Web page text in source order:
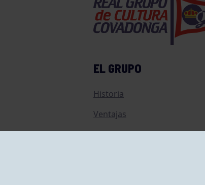
EL GRUPO
Historia
Ventajas
Junta directiva